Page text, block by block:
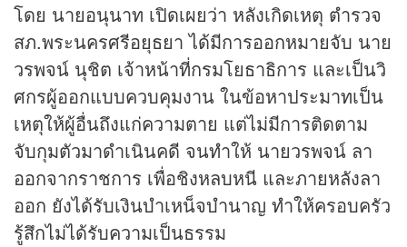
โดย นายอนุนาท เปิดเผยว่า หลังเกิดเหตุ ตำรวจ
สภ.พระนครศรีอยุธยา ได้มีการออกหมายจับ นาย
วรพจน์ นุชิต เจ้าหน้าที่กรมโยธาธิการ และเป็นวิ
ศกรผู้ออกแบบควบคุมงาน ในข้อหาประมาทเป็น
เหตุให้ผู้อื่นถึงแก่ความตาย แต่ไม่มีการติดตาม
จับกุมตัวมาดำเนินคดี จนทำให้ นายวรพจน์ ลา
ออกจากราชการ เพื่อชิงหลบหนี และภายหลังลา
ออก ยังได้รับเงินบำเหน็จบำนาญ ทำให้ครอบครัว
รู้สึกไม่ได้รับความเป็นธรรม